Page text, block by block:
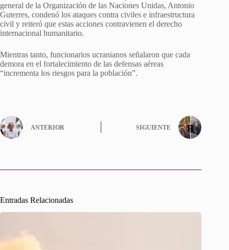
general de la Organización de las Naciones Unidas, Antonio
Guterres, condenó los ataques contra civiles e infraestructura
civil y reiteró que estas acciones contravienen el derecho
internacional humanitario.
Mientras tanto, funcionarios ucranianos señalaron que cada
demora en el fortalecimiento de las defensas aéreas
“incrementa los riesgos para la población”.
ANTERIOR SIGUIENTE
Entradas Relacionadas